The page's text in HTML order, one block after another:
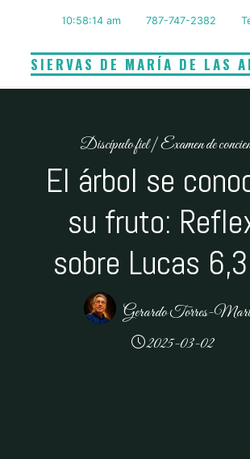
contenidoSIERVAS DE MARÍA DE LAS
10:58:15 am 787-747-2382
Discípulo fiel|Examen de
El árbol se
su fruto:
sobre Lucas
Gerardo Torres-
2025-03-02